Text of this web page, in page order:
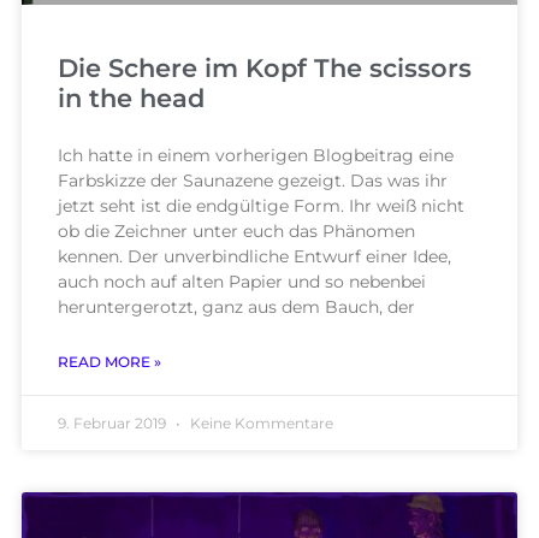
Die Schere im Kopf The scissors
in the head
Ich hatte in einem vorherigen Blogbeitrag eine
Farbskizze der Saunazene gezeigt. Das was ihr
jetzt seht ist die endgültige Form. Ihr weiß nicht
ob die Zeichner unter euch das Phänomen
kennen. Der unverbindliche Entwurf einer Idee,
auch noch auf alten Papier und so nebenbei
heruntergerotzt, ganz aus dem Bauch, der
READ MORE »
9. Februar 2019 Keine Kommentare